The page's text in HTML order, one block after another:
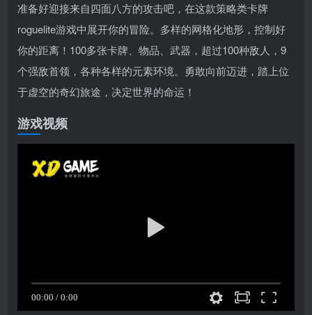
准备好迎接来自四面八方的攻击吧，在这款策略类卡牌
roguelite游戏中展开你的冒险。多样的网格化地形，控制好
你的距离！100多张卡牌、物品、武器，超过100种敌人，9
个强敌首领，各种各样的元素环境。勇敢向前迈进，踏上位
于虚空的奇幻旅途，决定世界的命运！
游戏视频